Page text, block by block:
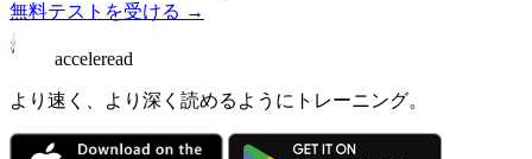
無料テストを受ける →
acceleread
より速く、より深く読めるようにトレーニング。